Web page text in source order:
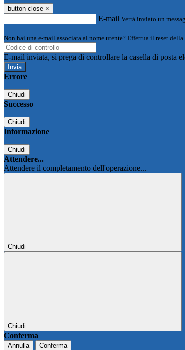
button close ×
E-mail Verrà inviato un
Non hai una e-mail associata al nome utente? Effettua il reset della
E-mail inviata, si prega di controllare la casella di posta
Errore
Chiudi
Successo
Chiudi
Informazione
Chiudi
Attendere...
Attendere il completamento dell'operazione...
Chiudi
Chiudi
Conferma
Annulla Conferma